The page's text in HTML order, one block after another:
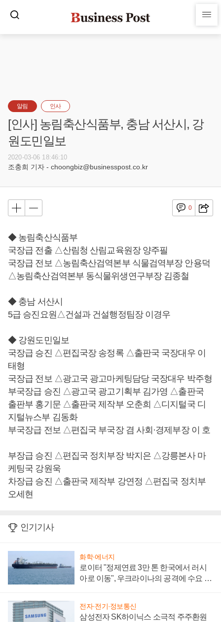
알림 인사
[인사] 농림축산식품부, 충남 서산시, 강
원도민일보
2020-03-06 18:46:10
조충희 기자 - choongbiz@businesspost.co.kr
0
◆ 농림축산식품부
국장급 전출 △산림청 산림교육원장 양주필
국장급 전보 △농림축산검역본부 식물검역부장 안용덕
△농림축산검역본부 동식물위생연구부장 김종철
◆ 충남 서산시
5급 승진요원△건설과 건설행정팀장 이경우
◆ 강원도민일보
국장급 승진 △편집국장 송정록 △출판국 국장대우 이
태형
국장급 전보 △광고국 광고마케팅담당 국장대우 박주형
부국장급 승진 △광고국 광고기획부 김가영 △출판국
출판부 홍기문 △출판국 제작부 오춘희 △디지털국 디
지털뉴스부 김동화
부국장급 전보 △편집국 부국장 겸 사회·경제부장 이 호
부장급 승진 △편집국 정치부장 박지은 △강릉본사 마
케팅국 강원욱
차장급 승진 △출판국 제작부 강연정 △편집국 정치부
오세현
인기기사
화학·에너지
로이터 "정제연료 3만 톤 한국에서 러시
아로 이동", 우크라이나의 공격에 수요 늘
전자·전기·정보통신
삼성전자 SK하이닉스 소극적 주주환원